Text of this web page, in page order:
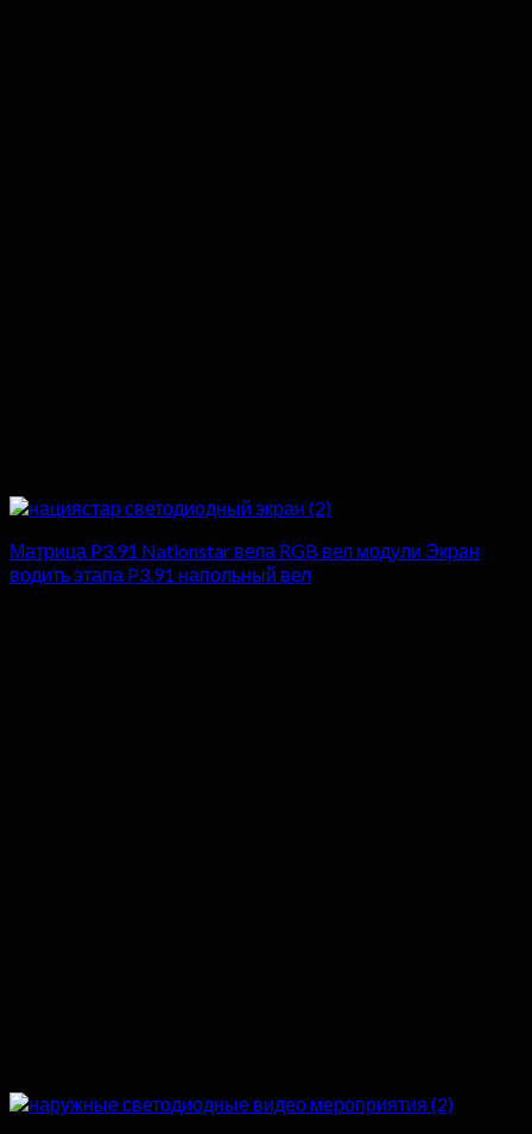
Матрица P3.91 Nationstar вела RGB вел модули Экран
водить этапа P3.91 напольный вел